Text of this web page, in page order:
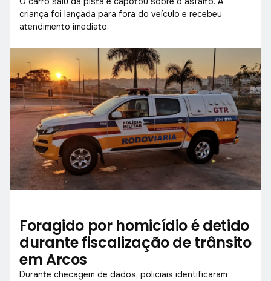
criança foi lançada para fora do veículo e recebeu
atendimento imediato.
Foragido por homicídio é detido
durante fiscalização de trânsito
em Arcos
Durante checagem de dados, policiais identificaram